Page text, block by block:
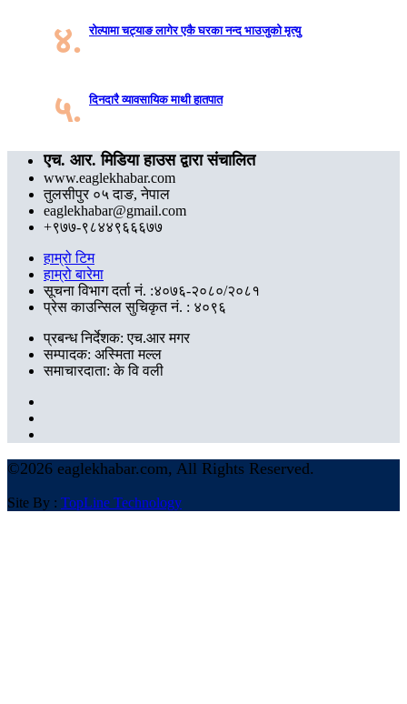
४. रोल्पामा चट्याङ लागेर एकै घरका नन्द भाउजुको मृत्यु
५. दिनदारै व्यावसायिक माथी हातपात
एच. आर. मिडिया हाउस द्वारा संचालित
www.eaglekhabar.com
तुलसीपुर ०५ दाङ, नेपाल
eaglekhabar@gmail.com
+९७७-९८४४९६६६७७
हाम्रो टिम
हाम्रो बारेमा
सूचना विभाग दर्ता नं. :४०७६-२०८०/२०८१
प्रेस काउन्सिल सुचिकृत नं. : ४०९६
प्रबन्ध निर्देशक: एच.आर मगर
सम्पादक: अस्मिता मल्ल
समाचारदाता: के वि वली
©2026 eaglekhabar.com, All Rights Reserved.
Site By : TopLine Technology